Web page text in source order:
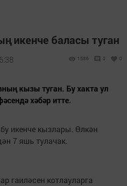
икенче баласы туган
1586 0 0
кызы туган. Бу хакта ул
хәбәр итте.
икенче кызлары. Өлкән
7 яшь тулачак.
гаиләсен котлауларга